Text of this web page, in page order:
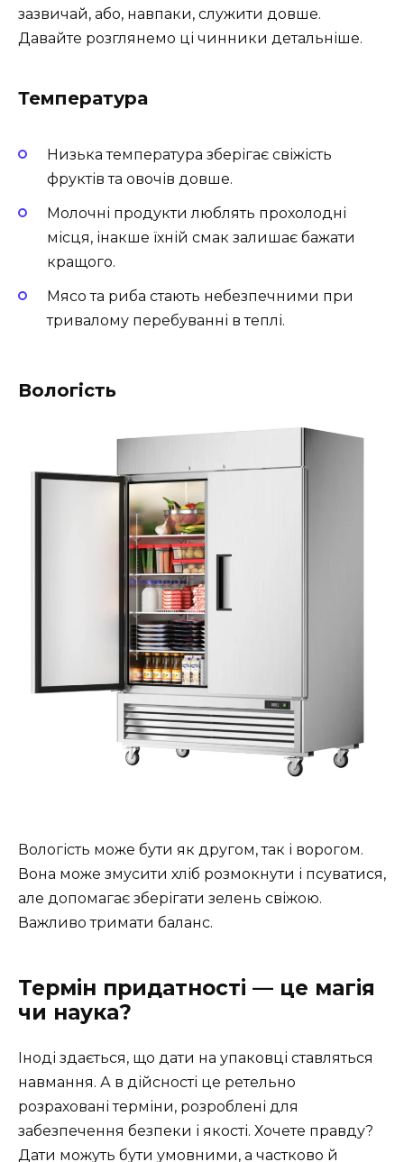
зазвичай, або, навпаки, служити довше.
Давайте розглянемо ці чинники детальніше.
Температура
Низька температура зберігає свіжість
фруктів та овочів довше.
Молочні продукти люблять прохолодні
місця, інакше їхній смак залишає бажати
кращого.
Мясо та риба стають небезпечними при
тривалому перебуванні в теплі.
Вологість
Вологість може бути як другом, так і ворогом.
Вона може змусити хліб розмокнути і псуватися,
але допомагає зберігати зелень свіжою.
Важливо тримати баланс.
Термін придатності — це магія
чи наука?
Іноді здається, що дати на упаковці ставляться
навмання. А в дійсності це ретельно
розраховані терміни, розроблені для
забезпечення безпеки і якості. Хочете правду?
Дати можуть бути умовними, а частково й